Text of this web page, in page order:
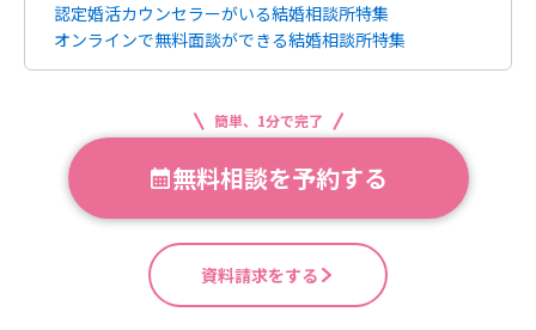
認定婚活カウンセラーがいる結婚相談所特集
オンラインで無料面談ができる結婚相談所特集
簡単、1分で完了
無料相談を予約する
資料請求をする